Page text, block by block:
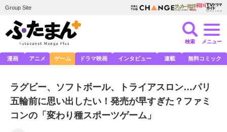
Group Site
検索 メニュー
漫画 アニメ ゲーム ドラマ映画 インタビュー 連載 無料コミック
ラグビー、ソフトボール、トライアスロン…パリ
五輪前に思い出したい！発売が早すぎた？ファミ
コンの「変わり種スポーツゲーム」